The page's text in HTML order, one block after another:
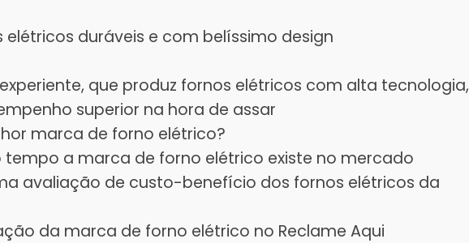
elétricos duráveis e com belíssimo design
que produz fornos elétricos com alta tecnologia,
superior na hora de assar
marca de forno elétrico?
tempo a marca de forno elétrico existe no mercado
avaliação de custo-benefício dos fornos elétricos da
da marca de forno elétrico no Reclame Aqui